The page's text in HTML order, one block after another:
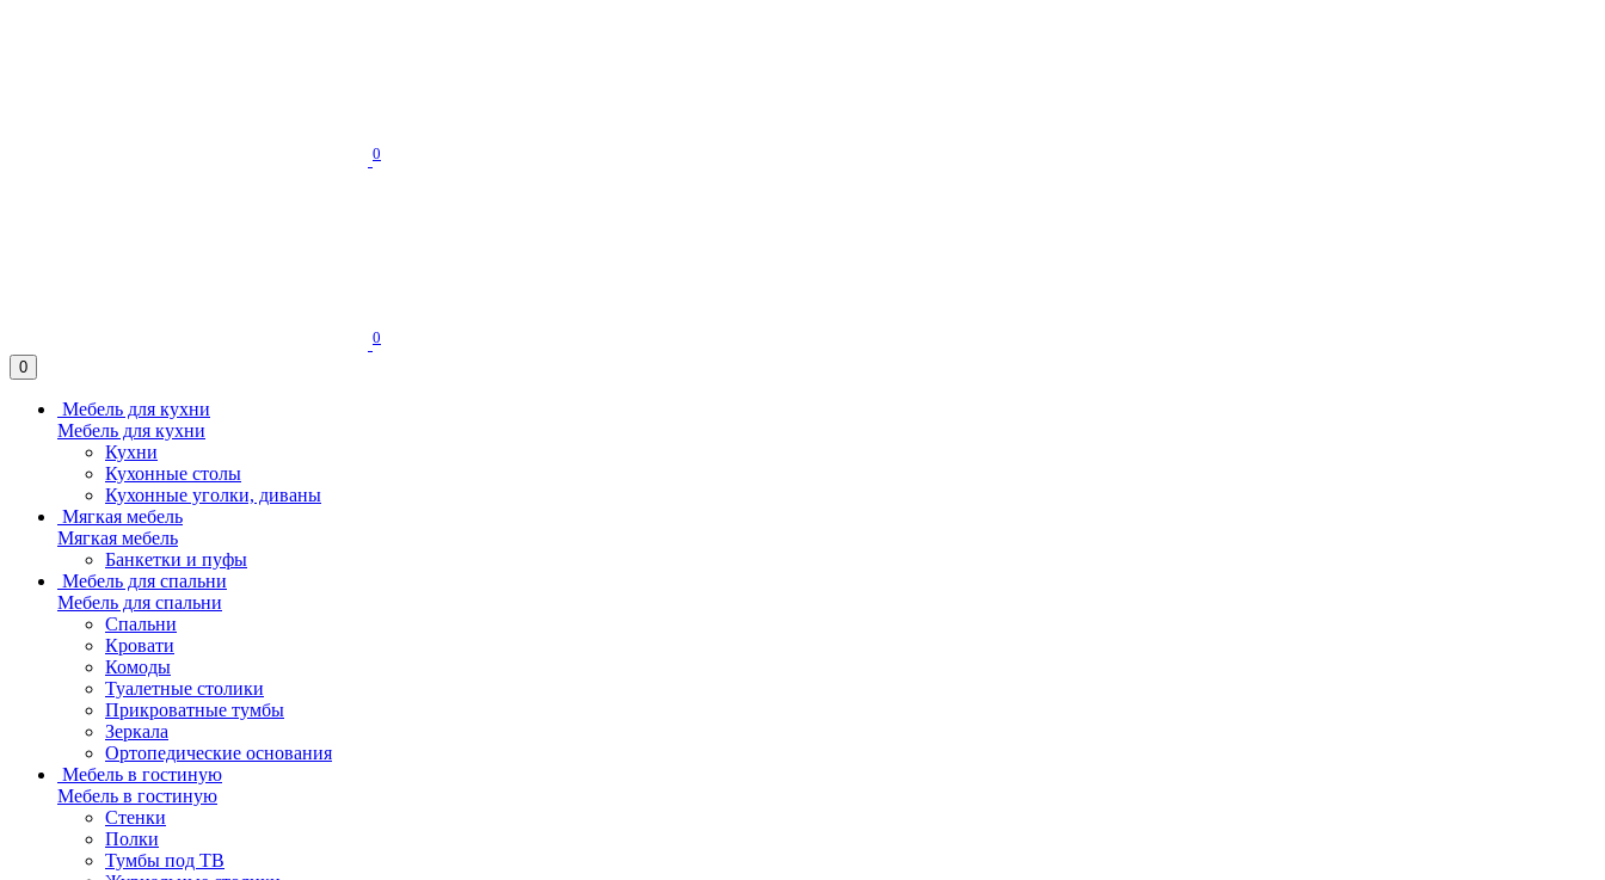
0
0
0
Мебель для кухни
Мебель для кухни
Кухни
Кухонные столы
Кухонные уголки, диваны
Мягкая мебель
Мягкая мебель
Банкетки и пуфы
Мебель для спальни
Мебель для спальни
Спальни
Кровати
Комоды
Туалетные столики
Прикроватные тумбы
Зеркала
Ортопедические основания
Мебель в гостиную
Мебель в гостиную
Стенки
Полки
Тумбы под ТВ